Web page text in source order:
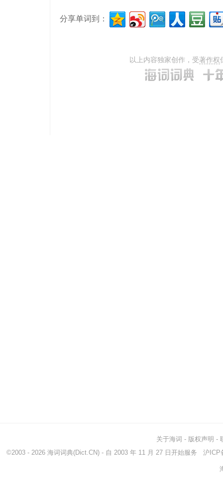
分享单词到：
以上内容独家创作，受著作权
关于海词 - 版权声明 -
©2003 - 2026 海词词典(Dict.CN) - 自 2003 年 11 月 27 日开始服务 沪ICP